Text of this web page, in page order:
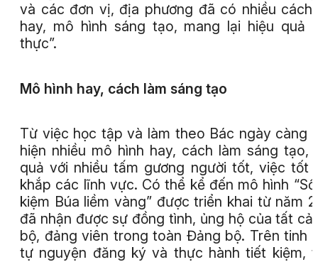
và các đơn vị, địa phương đã có nhiều cách
hay, mô hình sáng tạo, mang lại hiệu quả
thực”.
Mô hình hay, cách làm sáng tạo
Từ việc học tập và làm theo Bác ngày càng
hiện nhiều mô hình hay, cách làm sáng tạo,
quả với nhiều tấm gương người tốt, việc tốt
khắp các lĩnh vực. Có thể kể đến mô hình
kiệm Búa liềm vàng” được triển khai từ năm
đã nhận được sự đồng tình, ủng hộ của tất cả
bộ, đảng viên trong toàn Đảng bộ. Trên tinh
tự nguyện đăng ký và thực hành tiết kiệm,